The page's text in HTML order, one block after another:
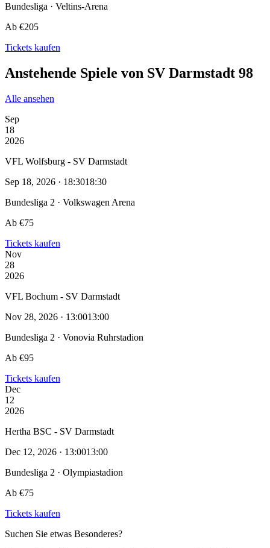
Bundesliga · Veltins-Arena
Ab €205
Tickets kaufen
Anstehende Spiele von SV Darmstadt 98
Alle ansehen
Sep
18
2026
VFL Wolfsburg - SV Darmstadt
Sep 18, 2026 · 18:3018:30
Bundesliga 2 · Volkswagen Arena
Ab €75
Tickets kaufen
Nov
28
2026
VFL Bochum - SV Darmstadt
Nov 28, 2026 · 13:0013:00
Bundesliga 2 · Vonovia Ruhrstadion
Ab €95
Tickets kaufen
Dec
12
2026
Hertha BSC - SV Darmstadt
Dec 12, 2026 · 13:0013:00
Bundesliga 2 · Olympiastadion
Ab €75
Tickets kaufen
Suchen Sie etwas Besonderes?